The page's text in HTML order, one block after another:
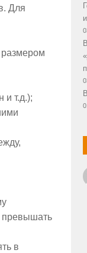
Для
размером
и т.д.);
превышать
в